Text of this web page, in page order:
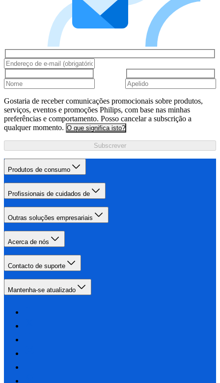
Gostaria de receber comunicações promocionais sobre produtos,
serviços, eventos e promoções Philips, com base nas minhas
preferências e comportamento. Posso cancelar a subscrição a
qualquer momento. O que significa isto?
Subscrever
Produtos de consumo
Profissionais de cuidados de
Outras soluções empresariais
Acerca de nós
Contacto de suporte
Mantenha-se atualizado